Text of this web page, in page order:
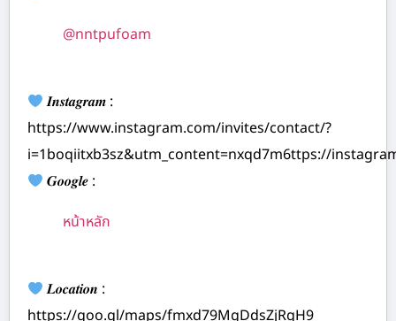
@nntpufoam
𝑰𝒏𝒔𝒕𝒂𝒈𝒓𝒂𝒎 :
https://www.instagram.com/invites/contact/?
i=1boqiitxb3sz&utm_content=nxqd7m6ttps://
𝑮𝒐𝒐𝒈𝒍𝒆 :
หน้าหลัก
𝑳𝒐𝒄𝒂𝒕𝒊𝒐𝒏 :
https://goo.gl/maps/fmxd79MgDdsZjRgH9